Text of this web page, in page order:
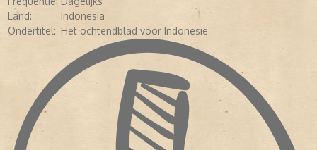
Land:
Indonesia
Ondertitel: Het ochtendblad voor Indonesië